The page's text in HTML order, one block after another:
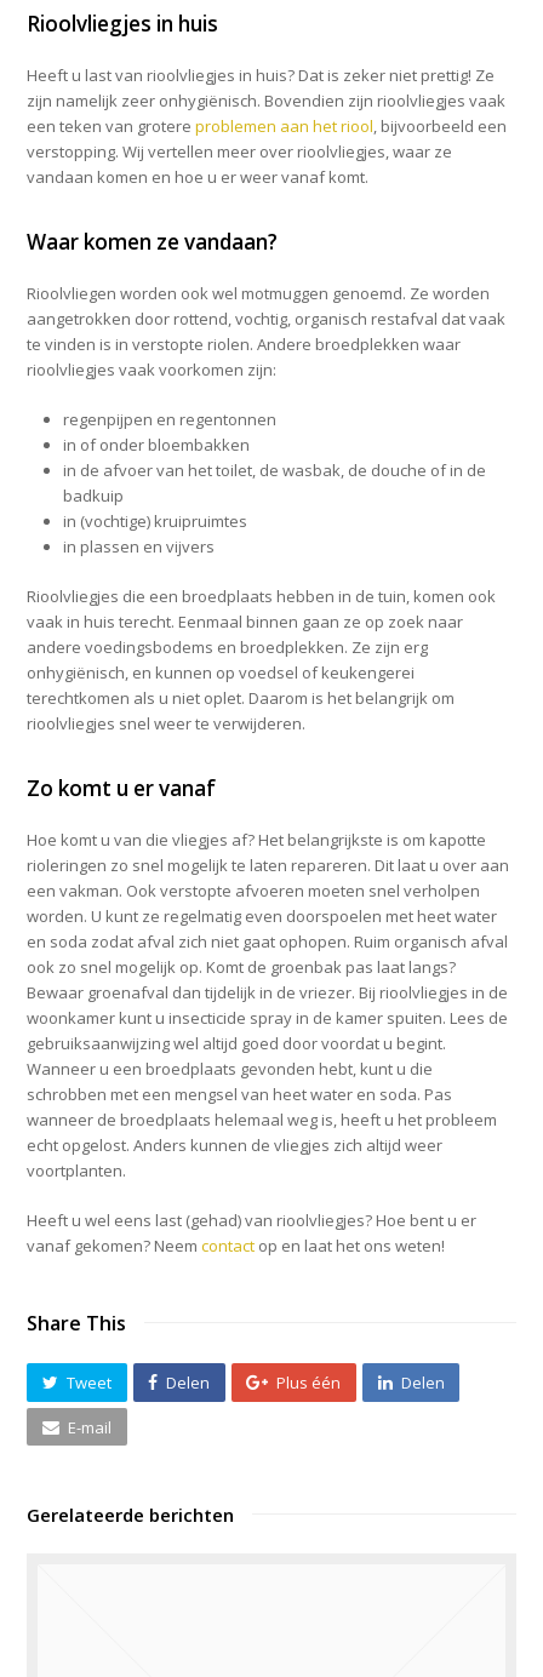
Rioolvliegjes in huis
Heeft u last van rioolvliegjes in huis? Dat is zeker niet prettig! Ze
zijn namelijk zeer onhygiënisch. Bovendien zijn rioolvliegjes vaak
een teken van grotereproblemen aan het riool, bijvoorbeeld een
verstopping. Wij vertellen meer over rioolvliegjes, waar ze
vandaan komen en hoe u er weer vanaf komt.
Waar komen ze vandaan?
Rioolvliegen worden ook wel motmuggen genoemd. Ze worden
aangetrokken door rottend, vochtig, organisch restafval dat vaak
te vinden is in verstopte riolen. Andere broedplekken waar
rioolvliegjes vaak voorkomen zijn:
regenpijpen en regentonnen
in of onder bloembakken
in de afvoer van het toilet, de wasbak, de douche of in de
badkuip
in (vochtige) kruipruimtes
in plassen en vijvers
Rioolvliegjes die een broedplaats hebben in de tuin, komen ook
vaak in huis terecht. Eenmaal binnen gaan ze op zoek naar
andere voedingsbodems en broedplekken. Ze zijn erg
onhygiënisch, en kunnen op voedsel of keukengerei
terechtkomen als u niet oplet. Daarom is het belangrijk om
rioolvliegjes snel weer te verwijderen.
Zo komt u er vanaf
Hoe komt u van die vliegjes af? Het belangrijkste is om kapotte
rioleringen zo snel mogelijk te laten repareren. Dit laat u over aan
een vakman. Ook verstopte afvoeren moeten snel verholpen
worden. U kunt ze regelmatig even doorspoelen met heet water
en soda zodat afval zich niet gaat ophopen. Ruim organisch afval
ook zo snel mogelijk op. Komt de groenbak pas laat langs?
Bewaar groenafval dan tijdelijk in de vriezer. Bij rioolvliegjes in de
woonkamer kunt u insecticide spray in de kamer spuiten. Lees de
gebruiksaanwijzing wel altijd goed door voordat u begint.
Wanneer u een broedplaats gevonden hebt, kunt u die
schrobben met een mengsel van heet water en soda. Pas
wanneer de broedplaats helemaal weg is, heeft u het probleem
echt opgelost. Anders kunnen de vliegjes zich altijd weer
voortplanten.
Heeft u wel eens last (gehad) van rioolvliegjes? Hoe bent u er
vanaf gekomen? Neemcontact op en laat het ons weten!
Share This
Tweet Delen Plus één Delen
E-mail
Gerelateerde berichten